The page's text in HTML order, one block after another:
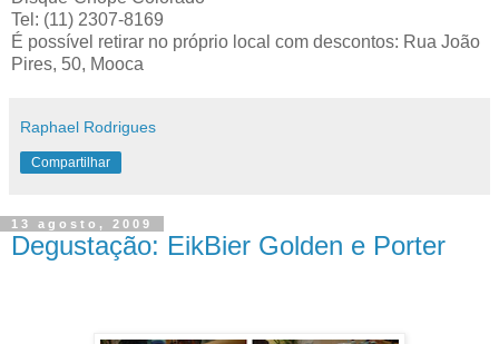
Tel: (11) 2307-8169
É possível retirar no próprio local com descontos: Rua João
Pires, 50, Mooca
Raphael Rodrigues
Compartilhar
13 agosto, 2009
Degustação: EikBier Golden e Porter